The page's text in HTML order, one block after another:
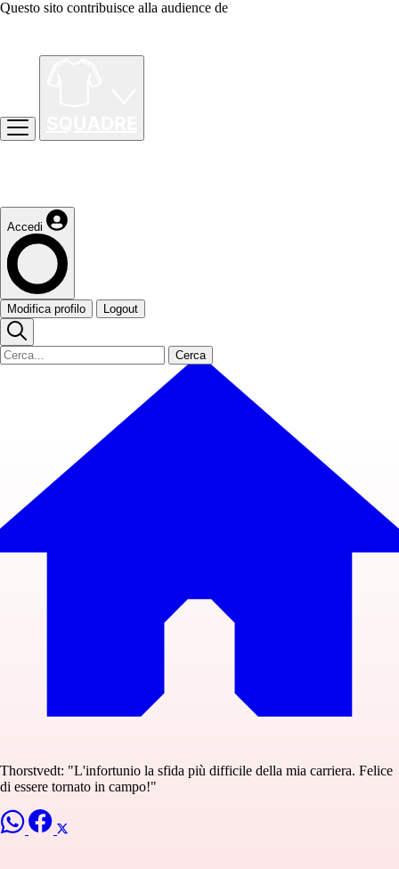
Questo sito contribuisce alla audience de
Accedi
Modifica profilo Logout
Cerca
Thorstvedt: "L'infortunio la sfida più difficile della mia carriera. Felice
di essere tornato in campo!"